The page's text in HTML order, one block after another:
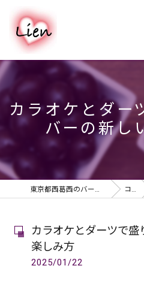
カラオケとダー
バーの新し
東京都西葛西のバーならPUB & BAR Lien コラム
カラオケとダーツで
楽しみ方
2025/01/22